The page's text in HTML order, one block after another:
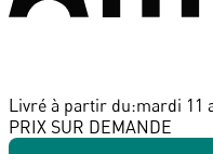
Livré à partir du:mardi 11
PRIX SUR DEMANDE